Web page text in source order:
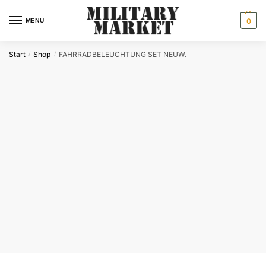
MENU 0
Start / Shop / FAHRRADBELEUCHTUNG SET NEUW.